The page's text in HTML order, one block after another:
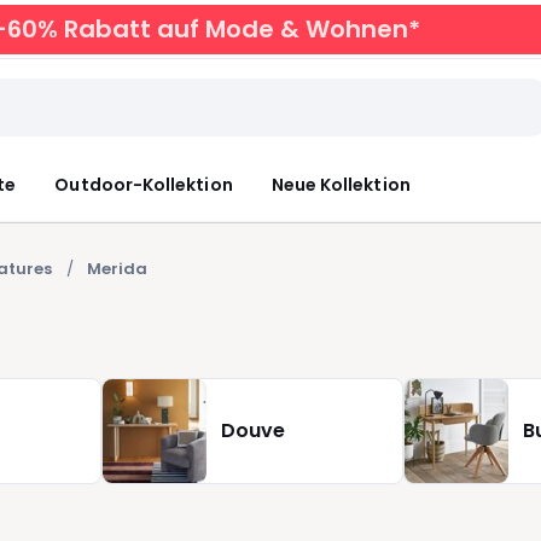
-60% Rabatt auf Mode & Wohnen*
Outdoor-Kollektion Neue Kollektion
Merida
Douve